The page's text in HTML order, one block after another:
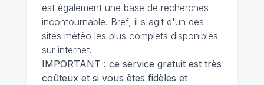
est également une base de recherches
incontournable. Bref, il s'agit d'un des
sites météo les plus complets disponibles
sur internet.
IMPORTANT : ce service gratuit est très
coûteux et si vous êtes fidèles et